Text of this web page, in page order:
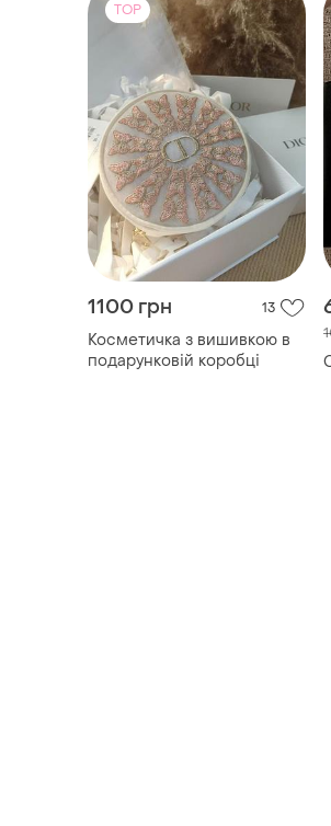
1100 грн 13
Косметичка з вишивкою в
подарунковій коробці